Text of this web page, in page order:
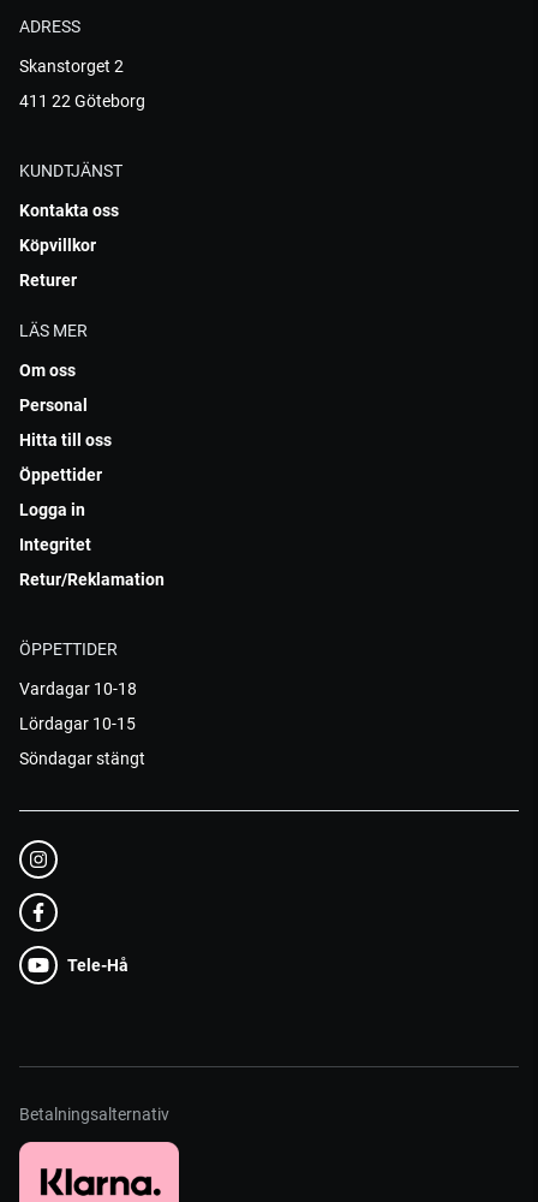
ADRESS
Skanstorget 2
411 22 Göteborg
KUNDTJÄNST
Kontakta oss
Köpvillkor
Returer
LÄS MER
Om oss
Personal
Hitta till oss
Öppettider
Logga in
Integritet
Retur/Reklamation
ÖPPETTIDER
Vardagar 10-18
Lördagar 10-15
Söndagar stängt
Tele-Hå
Betalningsalternativ